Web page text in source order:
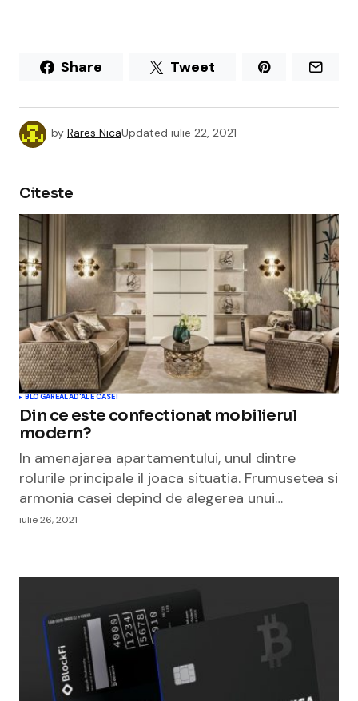
Share Tweet
by Rares NicaUpdated iulie 22, 2021
Citeste
BLOGAREALAD'ALE CASEI
Din ce este confectionat mobilierul
modern?
In amenajarea apartamentului, unul dintre
rolurile principale il joaca situatia. Frumusetea si
armonia casei depind de alegerea unui…
iulie 26, 2021